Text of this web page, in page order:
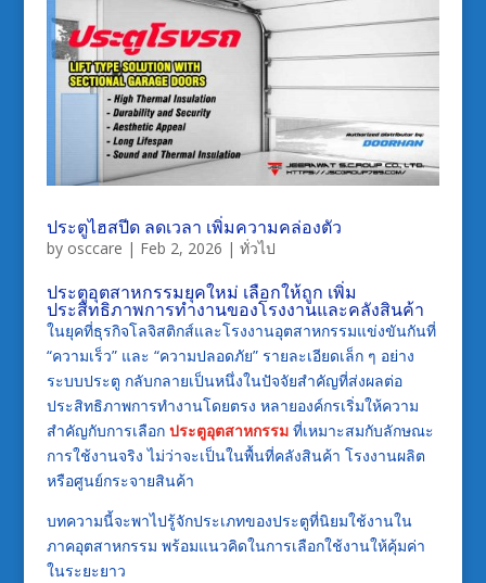
ประตูไฮสปีด ลดเวลา เพิ่มความคล่องตัว
by osccare | Feb 2, 2026 | ทั่วไป
ประตูอุตสาหกรรมยุคใหม่ เลือกให้ถูก เพิ่ม
ประสิทธิภาพการทำงานของโรงงานและคลังสินค้า
ในยุคที่ธุรกิจโลจิสติกส์และโรงงานอุตสาหกรรมแข่งขันกันที่
“ความเร็ว” และ “ความปลอดภัย” รายละเอียดเล็ก ๆ อย่าง
ระบบประตู กลับกลายเป็นหนึ่งในปัจจัยสำคัญที่ส่งผลต่อ
ประสิทธิภาพการทำงานโดยตรง หลายองค์กรเริ่มให้ความ
สำคัญกับการเลือก ประตูอุตสาหกรรม ที่เหมาะสมกับลักษณะ
การใช้งานจริง ไม่ว่าจะเป็นในพื้นที่คลังสินค้า โรงงานผลิต
หรือศูนย์กระจายสินค้า
บทความนี้จะพาไปรู้จักประเภทของประตูที่นิยมใช้งานใน
ภาคอุตสาหกรรม พร้อมแนวคิดในการเลือกใช้งานให้คุ้มค่า
ในระยะยาว